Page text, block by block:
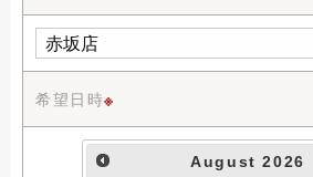
希望日時※
August 2026